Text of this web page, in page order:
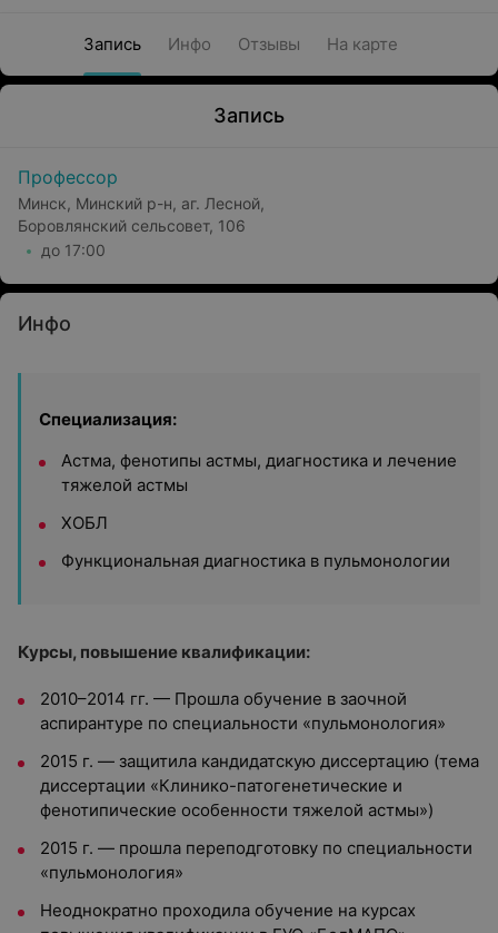
Запись Инфо Отзывы На карте
Запись
Профессор
Минск, Минский р-н, аг. Лесной,
Боровлянский сельсовет, 106
до 17:00
Инфо
Специализация:
Астма, фенотипы астмы, диагностика и лечение
тяжелой астмы
ХОБЛ
Функциональная диагностика в пульмонологии
Курсы, повышение квалификации:
2010–2014 гг. — Прошла обучение в заочной
аспирантуре по специальности «пульмонология»
2015 г. — защитила кандидатскую диссертацию (тема
диссертации «Клинико-патогенетические и
фенотипические особенности тяжелой астмы»)
2015 г. — прошла переподготовку по специальности
«пульмонология»
Неоднократно проходила обучение на курсах